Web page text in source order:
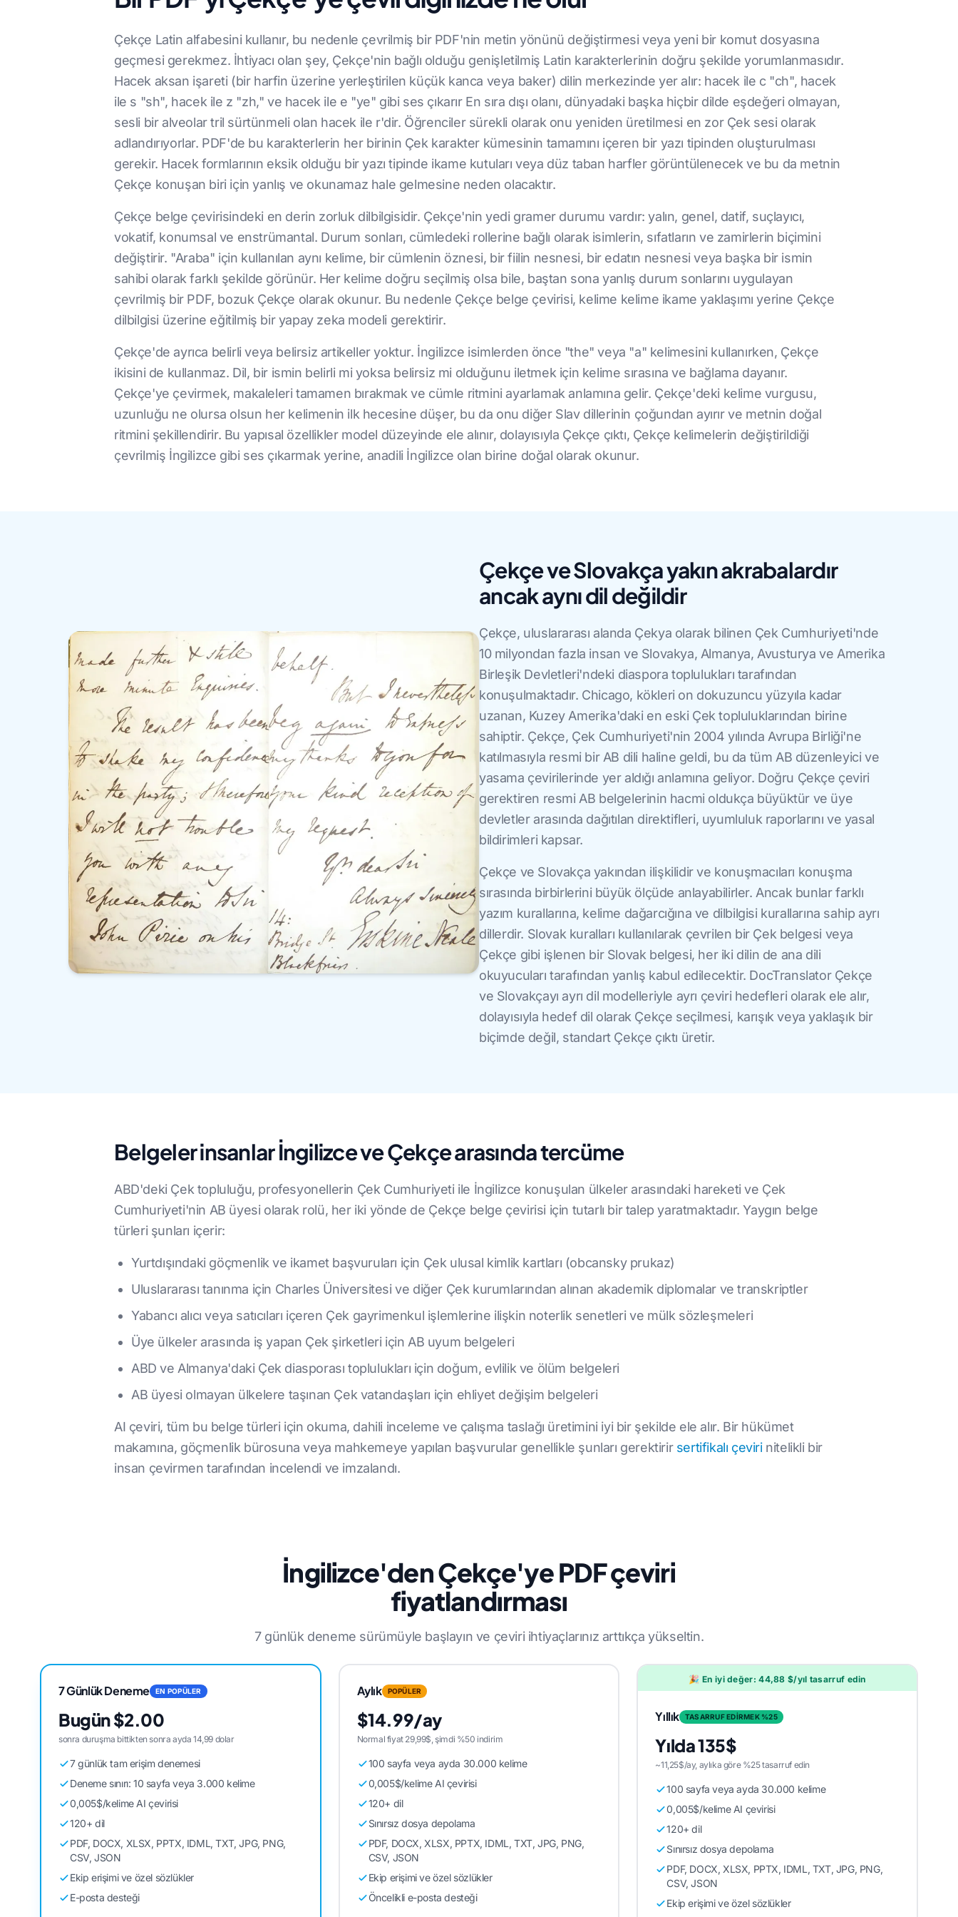
Çekçe Latin alfabesini kullanır, bu nedenle çevrilmiş bir PDF'nin metin yönünü değiştirmesi veya yeni bir komut dosyasına
geçmesi gerekmez. İhtiyacı olan şey, Çekçe'nin bağlı olduğu genişletilmiş Latin karakterlerinin doğru şekilde yorumlanmasıdır.
Hacek aksan işareti (bir harfin üzerine yerleştirilen küçük kanca veya baker) dilin merkezinde yer alır: hacek ile c "ch", hacek
ile s "sh", hacek ile z "zh," ve hacek ile e "ye" gibi ses çıkarır En sıra dışı olanı, dünyadaki başka hiçbir dilde eşdeğeri olmayan,
sesli bir alveolar tril sürtünmeli olan hacek ile r'dir. Öğrenciler sürekli olarak onu yeniden üretilmesi en zor Çek sesi olarak
adlandırıyorlar. PDF'de bu karakterlerin her birinin Çek karakter kümesinin tamamını içeren bir yazı tipinden oluşturulması
gerekir. Hacek formlarının eksik olduğu bir yazı tipinde ikame kutuları veya düz taban harfler görüntülenecek ve bu da metnin
Çekçe konuşan biri için yanlış ve okunamaz hale gelmesine neden olacaktır.
Çekçe belge çevirisindeki en derin zorluk dilbilgisidir. Çekçe'nin yedi gramer durumu vardır: yalın, genel, datif, suçlayıcı,
vokatif, konumsal ve enstrümantal. Durum sonları, cümledeki rollerine bağlı olarak isimlerin, sıfatların ve zamirlerin biçimini
değiştirir. "Araba" için kullanılan aynı kelime, bir cümlenin öznesi, bir fiilin nesnesi, bir edatın nesnesi veya başka bir ismin
sahibi olarak farklı şekilde görünür. Her kelime doğru seçilmiş olsa bile, baştan sona yanlış durum sonlarını uygulayan
çevrilmiş bir PDF, bozuk Çekçe olarak okunur. Bu nedenle Çekçe belge çevirisi, kelime kelime ikame yaklaşımı yerine Çekçe
dilbilgisi üzerine eğitilmiş bir yapay zeka modeli gerektirir.
Çekçe'de ayrıca belirli veya belirsiz artikeller yoktur. İngilizce isimlerden önce "the" veya "a" kelimesini kullanırken, Çekçe
ikisini de kullanmaz. Dil, bir ismin belirli mi yoksa belirsiz mi olduğunu iletmek için kelime sırasına ve bağlama dayanır.
Çekçe'ye çevirmek, makaleleri tamamen bırakmak ve cümle ritmini ayarlamak anlamına gelir. Çekçe'deki kelime vurgusu,
uzunluğu ne olursa olsun her kelimenin ilk hecesine düşer, bu da onu diğer Slav dillerinin çoğundan ayırır ve metnin doğal
ritmini şekillendirir. Bu yapısal özellikler model düzeyinde ele alınır, dolayısıyla Çekçe çıktı, Çekçe kelimelerin değiştirildiği
çevrilmiş İngilizce gibi ses çıkarmak yerine, anadili İngilizce olan birine doğal olarak okunur.
Çekçe ve Slovakça yakın akrabalardır
ancak aynı dil değildir
Çekçe, uluslararası alanda Çekya olarak bilinen Çek Cumhuriyeti'nde
10 milyondan fazla insan ve Slovakya, Almanya, Avusturya ve Amerika
Birleşik Devletleri'ndeki diaspora toplulukları tarafından
konuşulmaktadır. Chicago, kökleri on dokuzuncu yüzyıla kadar
uzanan, Kuzey Amerika'daki en eski Çek topluluklarından birine
sahiptir. Çekçe, Çek Cumhuriyeti'nin 2004 yılında Avrupa Birliği'ne
katılmasıyla resmi bir AB dili haline geldi, bu da tüm AB düzenleyici ve
yasama çevirilerinde yer aldığı anlamına geliyor. Doğru Çekçe çeviri
gerektiren resmi AB belgelerinin hacmi oldukça büyüktür ve üye
devletler arasında dağıtılan direktifleri, uyumluluk raporlarını ve yasal
bildirimleri kapsar.
Çekçe ve Slovakça yakından ilişkilidir ve konuşmacıları konuşma
sırasında birbirlerini büyük ölçüde anlayabilirler. Ancak bunlar farklı
yazım kurallarına, kelime dağarcığına ve dilbilgisi kurallarına sahip ayrı
dillerdir. Slovak kuralları kullanılarak çevrilen bir Çek belgesi veya
Çekçe gibi işlenen bir Slovak belgesi, her iki dilin de ana dili
okuyucuları tarafından yanlış kabul edilecektir. DocTranslator Çekçe
ve Slovakçayı ayrı dil modelleriyle ayrı çeviri hedefleri olarak ele alır,
dolayısıyla hedef dil olarak Çekçe seçilmesi, karışık veya yaklaşık bir
biçimde değil, standart Çekçe çıktı üretir.
Belgeler insanlar İngilizce ve Çekçe arasında tercüme
ABD'deki Çek topluluğu, profesyonellerin Çek Cumhuriyeti ile İngilizce konuşulan ülkeler arasındaki hareketi ve Çek
Cumhuriyeti'nin AB üyesi olarak rolü, her iki yönde de Çekçe belge çevirisi için tutarlı bir talep yaratmaktadır. Yaygın belge
türleri şunları içerir:
Yurtdışındaki göçmenlik ve ikamet başvuruları için Çek ulusal kimlik kartları (obcansky prukaz)
Uluslararası tanınma için Charles Üniversitesi ve diğer Çek kurumlarından alınan akademik diplomalar ve transkriptler
Yabancı alıcı veya satıcıları içeren Çek gayrimenkul işlemlerine ilişkin noterlik senetleri ve mülk sözleşmeleri
Üye ülkeler arasında iş yapan Çek şirketleri için AB uyum belgeleri
ABD ve Almanya'daki Çek diasporası toplulukları için doğum, evlilik ve ölüm belgeleri
AB üyesi olmayan ülkelere taşınan Çek vatandaşları için ehliyet değişim belgeleri
AI çeviri, tüm bu belge türleri için okuma, dahili inceleme ve çalışma taslağı üretimini iyi bir şekilde ele alır. Bir hükümet
makamına, göçmenlik bürosuna veya mahkemeye yapılan başvurular genellikle şunları gerektirir sertifikalı çevirinitelikli bir
insan çevirmen tarafından incelendi ve imzalandı.
İngilizce'den Çekçe'ye PDF çeviri
fiyatlandırması
7 günlük deneme sürümüyle başlayın ve çeviri ihtiyaçlarınız arttıkça yükseltin.
7 Günlük Deneme EN POPÜLER
Bugün $2.00
sonra duruşma bittikten sonra ayda 14,99 dolar
7 günlük tam erişim denemesi
Deneme sınırı: 10 sayfa veya 3.000 kelime
0,005$/kelime AI çevirisi
120+ dil
PDF, DOCX, XLSX, PPTX, IDML, TXT, JPG, PNG,
CSV, JSON
Ekip erişimi ve özel sözlükler
E-posta desteği
Aylık POPÜLER
$14.99/ay
Normal fiyat 29,99$, şimdi %50 indirim
100 sayfa veya ayda 30.000 kelime
0,005$/kelime AI çevirisi
120+ dil
Sınırsız dosya depolama
PDF, DOCX, XLSX, PPTX, IDML, TXT, JPG, PNG,
CSV, JSON
Ekip erişimi ve özel sözlükler
Öncelikli e-posta desteği
🎉 En iyi değer: 44,88 $/yıl tasarruf edin
Yıllık TASARRUF EDİRMEK %25
Yılda 135$
~11,25$/ay, aylıka göre %25 tasarruf edin
100 sayfa veya ayda 30.000 kelime
0,005$/kelime AI çevirisi
120+ dil
Sınırsız dosya depolama
PDF, DOCX, XLSX, PPTX, IDML, TXT, JPG, PNG,
CSV, JSON
Ekip erişimi ve özel sözlükler